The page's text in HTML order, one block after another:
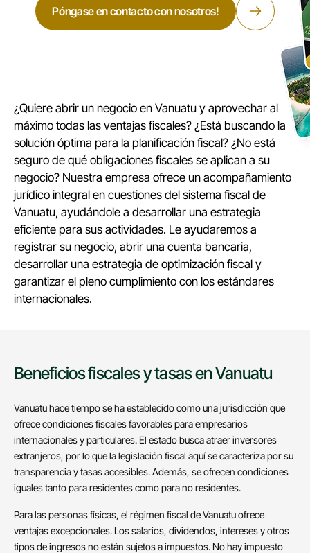
Póngase en contacto con nosotros!
¿Quiere abrir un negocio en Vanuatu y aprovechar al
máximo todas las ventajas fiscales? ¿Está buscando la
solución óptima para la planificación fiscal? ¿No está
seguro de qué obligaciones fiscales se aplican a su
negocio? Nuestra empresa ofrece un acompañamiento
jurídico integral en cuestiones del sistema fiscal de
Vanuatu, ayudándole a desarrollar una estrategia
eficiente para sus actividades. Le ayudaremos a
registrar su negocio, abrir una cuenta bancaria,
desarrollar una estrategia de optimización fiscal y
garantizar el pleno cumplimiento con los estándares
internacionales.
Beneficios fiscales y tasas en Vanuatu
Vanuatu hace tiempo se ha establecido como una jurisdicción que
ofrece condiciones fiscales favorables para empresarios
internacionales y particulares. El estado busca atraer inversores
extranjeros, por lo que la legislación fiscal aquí se caracteriza por su
transparencia y tasas accesibles. Además, se ofrecen condiciones
iguales tanto para residentes como para no residentes.
Para las personas físicas, el régimen fiscal de Vanuatu ofrece
ventajas excepcionales. Los salarios, dividendos, intereses y otros
tipos de ingresos no están sujetos a impuestos. No hay impuesto